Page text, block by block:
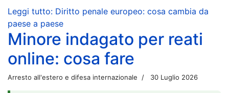
Leggi tutto: Diritto penale europeo: cosa cambia da
paese a paese
Minore indagato per reati
online: cosa fare
Arresto all'estero e difesa internazionale 30 Luglio 2026